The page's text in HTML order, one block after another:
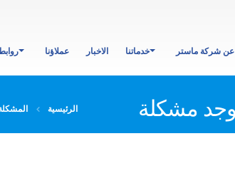
عن شركة ماستر خدماتنا الاخبار عملاؤنا
الرئيسية